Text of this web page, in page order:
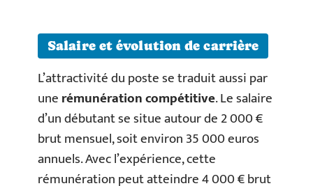
Salaire et évolution de carrière
L’attractivité du poste se traduit aussi par
unerémunération compétitive. Le salaire
d’un débutant se situe autour de 2 000 €
brut mensuel, soit environ 35 000 euros
annuels. Avec l’expérience, cette
rémunération peut atteindre 4 000 € brut